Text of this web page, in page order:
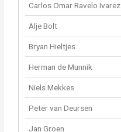
Carlos Omar Ravelo Ivarez
Alje Bolt
Bryan Hieltjes
Herman de Munnik
Niels Mekkes
Peter van Deursen
Jan Groen